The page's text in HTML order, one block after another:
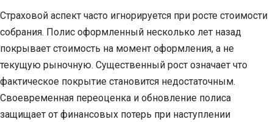
Страховой аспект часто игнорируется при росте стоимости
собрания. Полис оформленный несколько лет назад
покрывает стоимость на момент оформления, а не
текущую рыночную. Существенный рост означает что
фактическое покрытие становится недостаточным.
Своевременная переоценка и обновление полиса
защищает от финансовых потерь при наступлении